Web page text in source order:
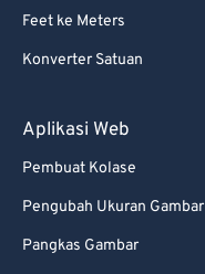
Feet ke Meters
Konverter Satuan
Aplikasi Web
Pembuat Kolase
Pengubah Ukuran Gambar
Pangkas Gambar